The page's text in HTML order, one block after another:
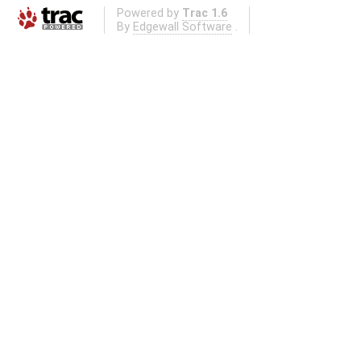
Powered by Trac 1.6
By Edgewall Software .